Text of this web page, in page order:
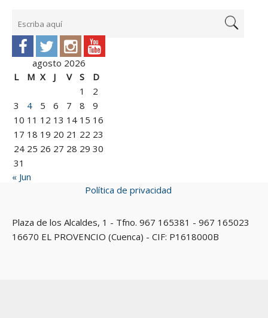
agosto 2026
L
M X J V S
D
1
2
3
4 5 6 7 8
9
10 11 12 13 14 15 16
17 18 19 20 21 22 23
24 25 26 27 28 29 30
31
« Jun
Política de privacidad
Plaza de los Alcaldes, 1 - Tfno. 967 165381 - 967 165023
16670 EL PROVENCIO (Cuenca) - CIF: P1618000B